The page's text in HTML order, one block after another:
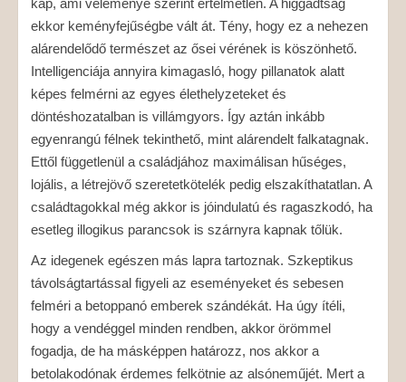
ekkor keményfejűségbe vált át. Tény, hogy ez a nehezen
alárendelődő természet az ősei vérének is köszönhető.
Intelligenciája annyira kimagasló, hogy pillanatok alatt
képes felmérni az egyes élethelyzeteket és
döntéshozatalban is villámgyors. Így aztán inkább
egyenrangú félnek tekinthető, mint alárendelt falkatagnak.
Ettől függetlenül a családjához maximálisan hűséges,
lojális, a létrejövő szeretetkötelék pedig elszakíthatatlan. A
családtagokkal még akkor is jóindulatú és ragaszkodó, ha
esetleg illogikus parancsok is szárnyra kapnak tőlük.
Az idegenek egészen más lapra tartoznak. Szkeptikus
távolságtartással figyeli az eseményeket és sebesen
felméri a betoppanó emberek szándékát. Ha úgy ítéli,
hogy a vendéggel minden rendben, akkor örömmel
fogadja, de ha másképpen határozz, nos akkor a
betolakodónak érdemes felkötnie az alsóneműjét. Mert a